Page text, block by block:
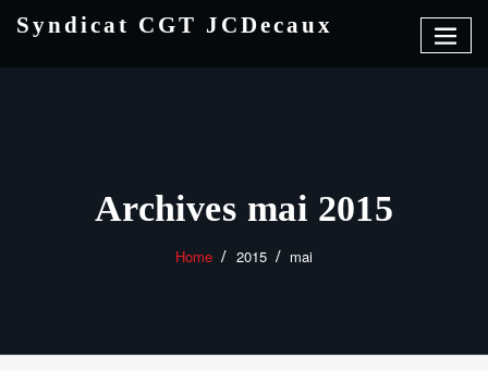
Syndicat CGT JCDecaux
Archives mai 2015
Home 2015 mai